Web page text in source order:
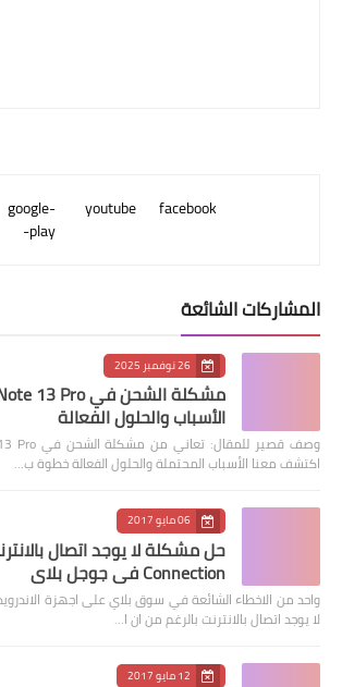
facebook
youtube
google-
play-
المشاركات الشائعة
26 نوفمبر 2025
الأسباب والحلول الفعالة
اكتشف معنا الأسباب المحتملة والحلول الفعالة خطوة ب…
06 مايو 2017
Connection في جوجل بلاي
واحد من الاخطاء الشائعة في سوق بلاي على اجهزة
لا يوجد اتصال بالانترنت بالرغم من ان ا…
12 مايو 2017